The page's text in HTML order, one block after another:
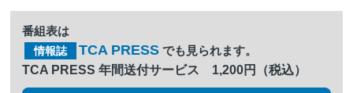
番組表は
情報誌 TCA PRESS でも見られます。
TCA PRESS 年間送付サービス 1,200円（税込）